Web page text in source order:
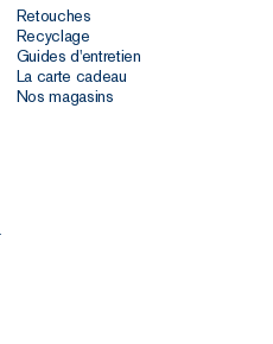
Retouches
Recyclage
Guides d'entretien
La carte cadeau
Nos magasins